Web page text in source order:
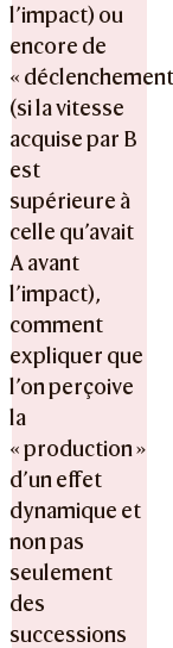
l’impact) ou
encore de
«
(si la vitesse
acquise par B
est
supérieure à
celle qu’avait
A avant
l’impact),
comment
expliquer que
l’on perçoive
la
« production »
d’un effet
dynamique et
non pas
seulement
des
successions